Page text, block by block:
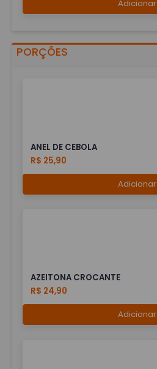
Adicionar
PORÇÕES
ANEL DE CEBOLA
R$ 25,90
Adicionar
AZEITONA CROCANTE
R$ 24,90
Adicionar